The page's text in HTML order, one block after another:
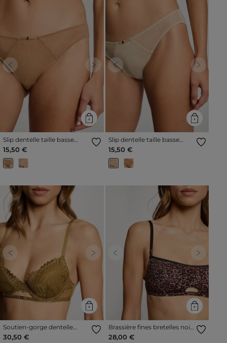
Previous Next
Slip dentelle taille basse
jaune or femme
15,50 €
Previous Next
Slip dentelle taille basse
beige femme
15,50 €
Previous Next
Soutien-gorge dentelle
bronze femme
30,50 €
Previous Next
Brassière fines bretelles noir
femme
28,00 €